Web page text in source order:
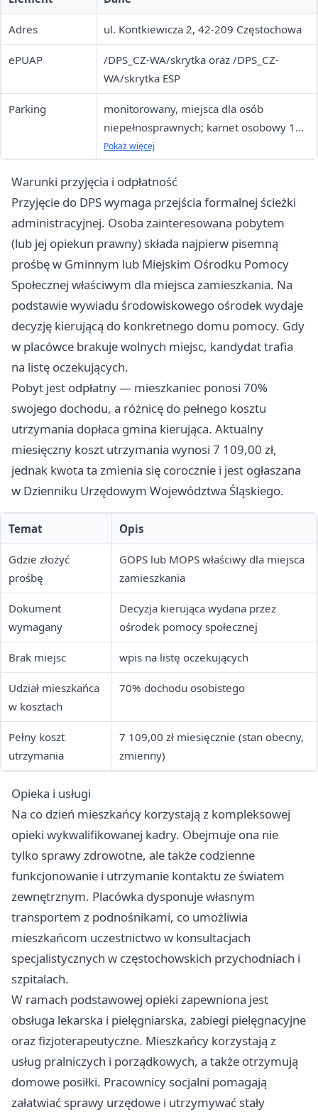
Adres ul. Kontkiewicza 2, 42-209 Częstochowa
ePUAP
/DPS_CZ-WA/skrytka oraz /DPS_CZ-
WA/skrytka ESP
Parking
monitorowany, miejsca dla osób
niepełnosprawnych; karnet osobowy 130
zł/mies., dostawczy 160 zł/mies., doba 12
zł
Pokaż więcej
Warunki przyjęcia i odpłatność
Przyjęcie do DPS wymaga przejścia formalnej ścieżki
administracyjnej. Osoba zainteresowana pobytem
(lub jej opiekun prawny) składa najpierw pisemną
prośbę w Gminnym lub Miejskim Ośrodku Pomocy
Społecznej właściwym dla miejsca zamieszkania. Na
podstawie wywiadu środowiskowego ośrodek wydaje
decyzję kierującą do konkretnego domu pomocy. Gdy
w placówce brakuje wolnych miejsc, kandydat trafia
na listę oczekujących.
Pobyt jest odpłatny — mieszkaniec ponosi 70%
swojego dochodu, a różnicę do pełnego kosztu
utrzymania dopłaca gmina kierująca. Aktualny
miesięczny koszt utrzymania wynosi 7 109,00 zł,
jednak kwota ta zmienia się corocznie i jest ogłaszana
w Dzienniku Urzędowym Województwa Śląskiego.
Temat Opis
Gdzie złożyć
prośbę
GOPS lub MOPS właściwy dla miejsca
zamieszkania
Dokument
wymagany
Decyzja kierująca wydana przez
ośrodek pomocy społecznej
Brak miejsc wpis na listę oczekujących
Udział mieszkańca
w kosztach
70% dochodu osobistego
Pełny koszt
utrzymania
7 109,00 zł miesięcznie (stan obecny,
zmienny)
Opieka i usługi
Na co dzień mieszkańcy korzystają z kompleksowej
opieki wykwalifikowanej kadry. Obejmuje ona nie
tylko sprawy zdrowotne, ale także codzienne
funkcjonowanie i utrzymanie kontaktu ze światem
zewnętrznym. Placówka dysponuje własnym
transportem z podnośnikami, co umożliwia
mieszkańcom uczestnictwo w konsultacjach
specjalistycznych w częstochowskich przychodniach i
szpitalach.
W ramach podstawowej opieki zapewniona jest
obsługa lekarska i pielęgniarska, zabiegi pielęgnacyjne
oraz fizjoterapeutyczne. Mieszkańcy korzystają z
usług pralniczych i porządkowych, a także otrzymują
domowe posiłki. Pracownicy socjalni pomagają
załatwiać sprawy urzędowe i utrzymywać stały